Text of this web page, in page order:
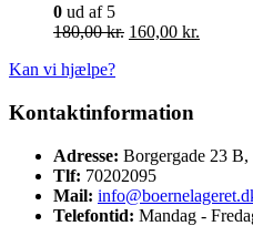
0 ud af 5
180,00kr. Den
180,00 kr..
160,00 kr.
Kan vi hjælpe?
Kontaktinformation
Adresse: Borgergade 23
Tlf: 70202095
Mail:
Telefontid: Mandag -